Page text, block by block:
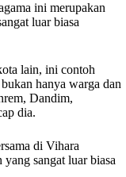
ini merupakan
luar biasa
lain, ini contoh
hanya warga dan
Dandim,
dia.
di Vihara
sangat luar biasa